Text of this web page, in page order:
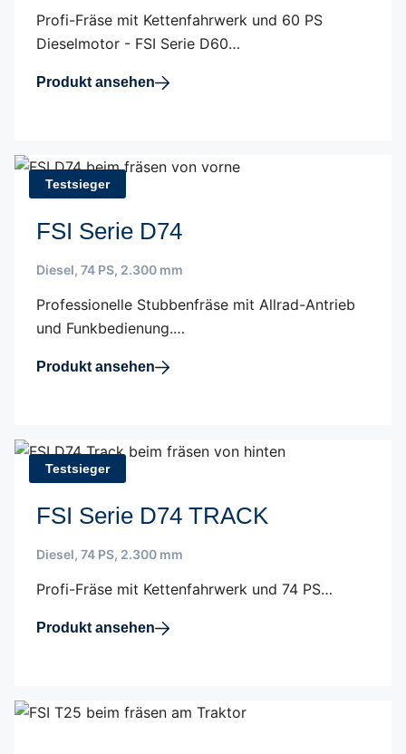
Profi-Fräse mit Kettenfahrwerk und 60 PS
Dieselmotor - FSI Serie D60…
Produkt ansehen
Testsieger
FSI Serie D74
Diesel, 74 PS, 2.300 mm
Professionelle Stubbenfräse mit Allrad-Antrieb
und Funkbedienung.…
Produkt ansehen
Testsieger
FSI Serie D74 TRACK
Diesel, 74 PS, 2.300 mm
Profi-Fräse mit Kettenfahrwerk und 74 PS…
Produkt ansehen